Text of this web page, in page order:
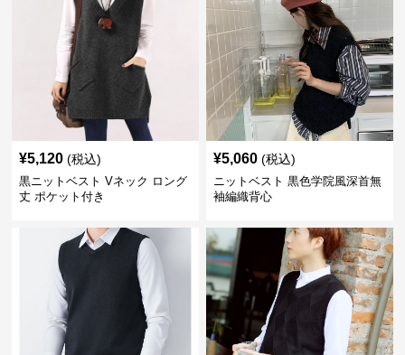
¥5,120 (税込)
黒ニットベスト Vネック ロング
丈 ポケット付き
¥5,060 (税込)
ニットベスト 黒色学院風深首無
袖編織背心